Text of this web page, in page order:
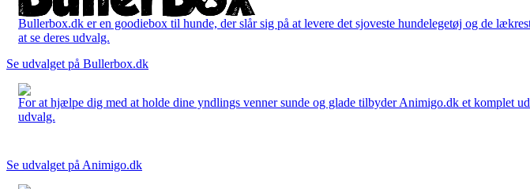
Bullerbox.dk er en goodiebox til hunde, der slår sig på at levere det sjoveste hundelegetøj og de
at se deres udvalg.
Se udvalget på Bullerbox.dk
For at hjælpe dig med at holde dine yndlings venner sunde og glade tilbyder Animigo.dk et komplet
udvalg.
Se udvalget på Animigo.dk